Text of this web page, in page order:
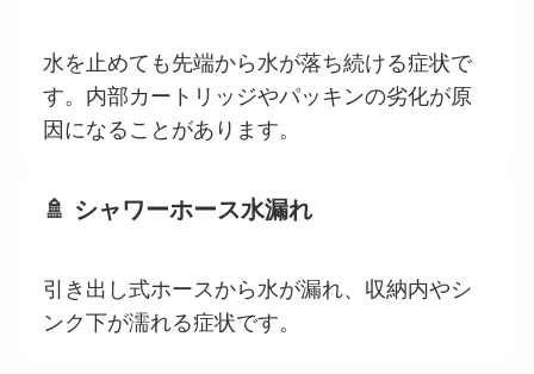
水を止めても先端から水が落ち続ける症状で
す。内部カートリッジやパッキンの劣化が原
因になることがあります。
🚿 シャワーホース水漏れ
引き出し式ホースから水が漏れ、収納内やシ
ンク下が濡れる症状です。